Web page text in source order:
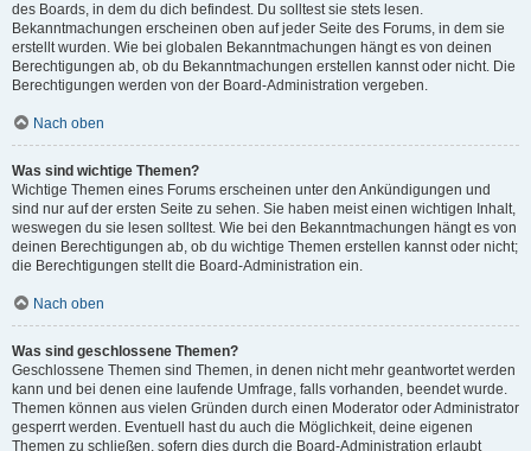
des Boards, in dem du dich befindest. Du solltest sie stets lesen.
Bekanntmachungen erscheinen oben auf jeder Seite des Forums, in dem sie
erstellt wurden. Wie bei globalen Bekanntmachungen hängt es von deinen
Berechtigungen ab, ob du Bekanntmachungen erstellen kannst oder nicht. Die
Berechtigungen werden von der Board-Administration vergeben.
Nach oben
Was sind wichtige Themen?
Wichtige Themen eines Forums erscheinen unter den Ankündigungen und
sind nur auf der ersten Seite zu sehen. Sie haben meist einen wichtigen Inhalt,
weswegen du sie lesen solltest. Wie bei den Bekanntmachungen hängt es von
deinen Berechtigungen ab, ob du wichtige Themen erstellen kannst oder nicht;
die Berechtigungen stellt die Board-Administration ein.
Nach oben
Was sind geschlossene Themen?
Geschlossene Themen sind Themen, in denen nicht mehr geantwortet werden
kann und bei denen eine laufende Umfrage, falls vorhanden, beendet wurde.
Themen können aus vielen Gründen durch einen Moderator oder Administrator
gesperrt werden. Eventuell hast du auch die Möglichkeit, deine eigenen
Themen zu schließen, sofern dies durch die Board-Administration erlaubt